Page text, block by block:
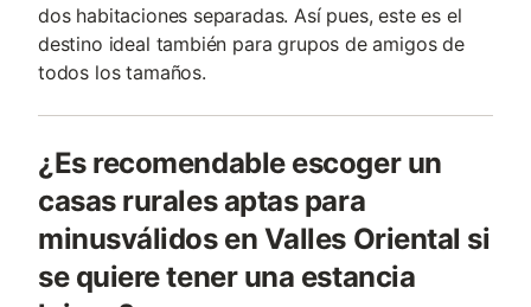
dos habitaciones separadas. Así pues, este es el
destino ideal también para grupos de amigos de
todos los tamaños.
¿Es recomendable escoger un
casas rurales aptas para
minusválidos en Valles Oriental si
se quiere tener una estancia